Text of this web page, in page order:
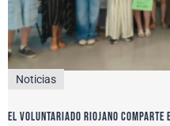
Noticias
El voluntariado riojano comparte